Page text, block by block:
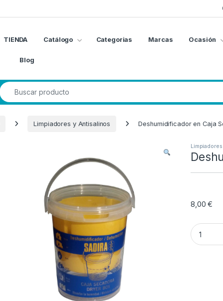
TIENDA Catálogo Categorias Marcas Ocasión
Blog
Search for:
Limpiadores y Antisalinos Deshumidificador en Caja
8,00€